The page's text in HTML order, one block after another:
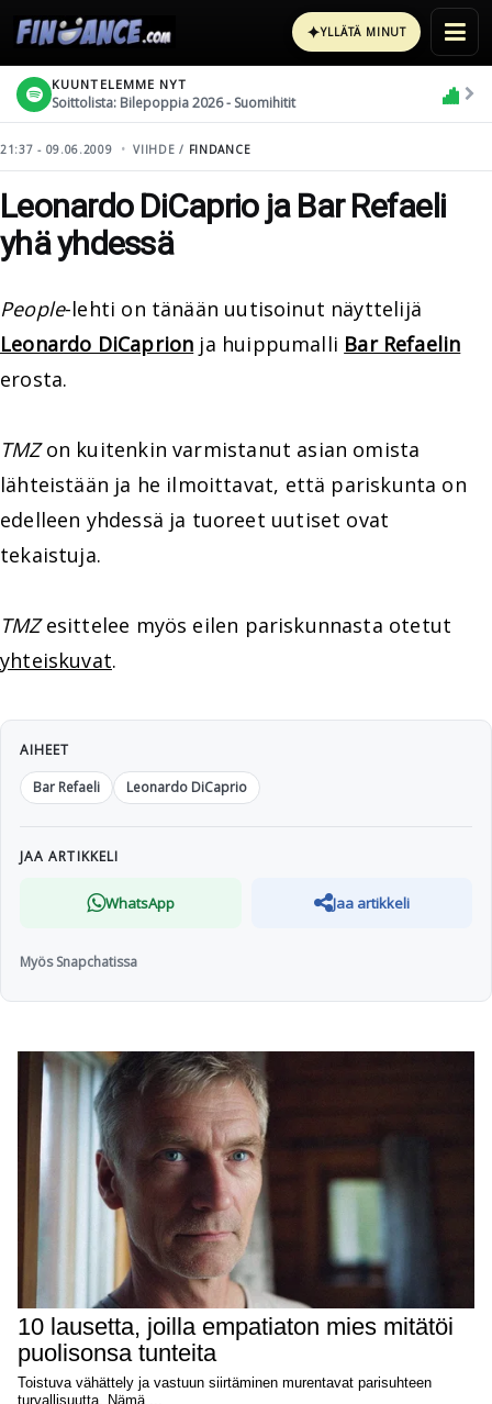
✦YLLÄTÄ MINUT
KUUNTELEMME NYT
Soittolista: Bilepoppia 2026 - Suomihitit
21:37 - 09.06.2009 VIIHDE / FINDANCE
Leonardo DiCaprio ja Bar Refaeli
yhä yhdessä
People-lehti on tänään uutisoinut näyttelijä
Leonardo DiCaprion ja huippumalli Bar Refaelin
erosta.
TMZon kuitenkin varmistanut asian omista
lähteistään ja he ilmoittavat, että pariskunta on
edelleen yhdessä ja tuoreet uutiset ovat
tekaistuja.
TMZesittelee myös eilen pariskunnasta otetut
yhteiskuvat.
AIHEET
Bar Refaeli
Leonardo DiCaprio
JAA ARTIKKELI
WhatsApp Jaa artikkeli
Myös Snapchatissa